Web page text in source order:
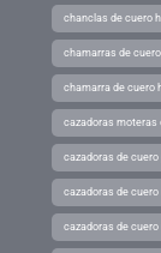
chanclas de cuero
chamarras de
chamarra de cuero
cazadoras moteras
cazadoras de
cazadoras de cuero
cazadoras de